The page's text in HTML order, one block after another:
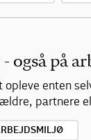
også på
enten
partnere